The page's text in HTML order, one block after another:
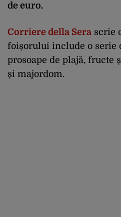
de euro.
Corriere della Sera scrie
foișorului include o serie
prosoape de plajă, fructe
și majordom.